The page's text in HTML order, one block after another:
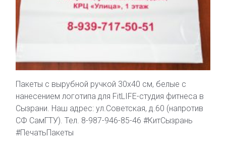
Пакеты с вырубной ручкой 30х40 см, белые с
нанесением логотипа для FitLIFE-студия фитнеса в
Сызрани. Наш адрес: ул.Советская, д.60 (напротив
СФ СамГТУ). Тел. 8-987-946-85-46 #КитСызрань
#ПечатьПакеты